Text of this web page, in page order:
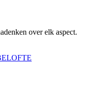
over elk aspect.